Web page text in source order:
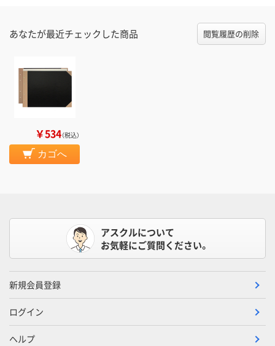
あなたが最近チェックした商品 閲覧履歴の削除
￥534（税込）
カゴへ
アスクルについて
お気軽にご質問ください。
新規会員登録
ログイン
ヘルプ